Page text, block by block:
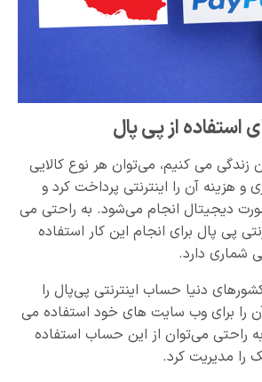
از پی پال
زندگی می کنیم، می‌توان هر نوع کالایی
و هزینه آن را اینترنتی پرداخت کرد و
دیجیتال انجام می‌شود. به راحتی می
پی پال برای انجام این کار استفاده
شماری دارد.
دنیا حساب اینترنتی پی‌پال را
را برای وب سایت های خود استفاده می
به راحتی می‌توان از این حساب استفاده
را مدیریت کرد.